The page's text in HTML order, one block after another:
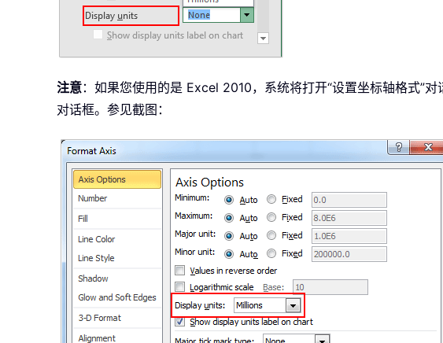
注意：如果您使用的是 Excel 2010，系统将打开“设置坐标轴格式”对
对话框。参见截图：